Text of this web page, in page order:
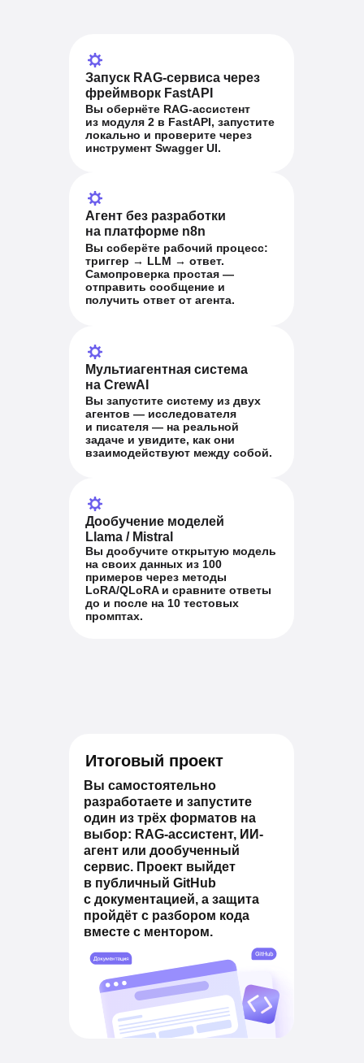
Запуск RAG-сервиса через
фреймворк FastAPI
Вы обернёте RAG-ассистент
из модуля 2 в FastAPI, запустите
локально и проверите через
инструмент Swagger UI.
Агент без разработки
на платформе n8n
Вы соберёте рабочий процесс:
триггер → LLM → ответ.
Самопроверка простая —
отправить сообщение и
получить ответ от агента.
Мультиагентная система
на CrewAI
Вы запустите систему из двух
агентов — исследователя
и писателя — на реальной
задаче и увидите, как они
взаимодействуют между собой.
Дообучение моделей
Llama / Mistral
Вы дообучите открытую модель
на своих данных из 100
примеров через методы
LoRA/QLoRA и сравните ответы
до и после на 10 тестовых
промптах.
Вы самостоятельно
разработаете и запустите
один из трёх форматов на
выбор: RAG-ассистент, ИИ-
агент или дообученный
сервис. Проект выйдет
в публичный GitHub
с документацией, а защита
пройдёт с разбором кода
вместе с ментором.
Итоговый проект